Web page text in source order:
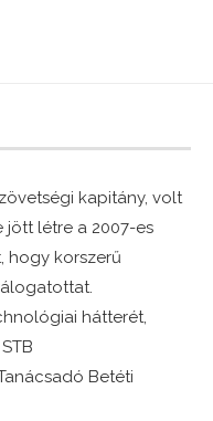
kapitány, volt
jött létre a 2007-es
hogy korszerű
hátterét,
Betéti